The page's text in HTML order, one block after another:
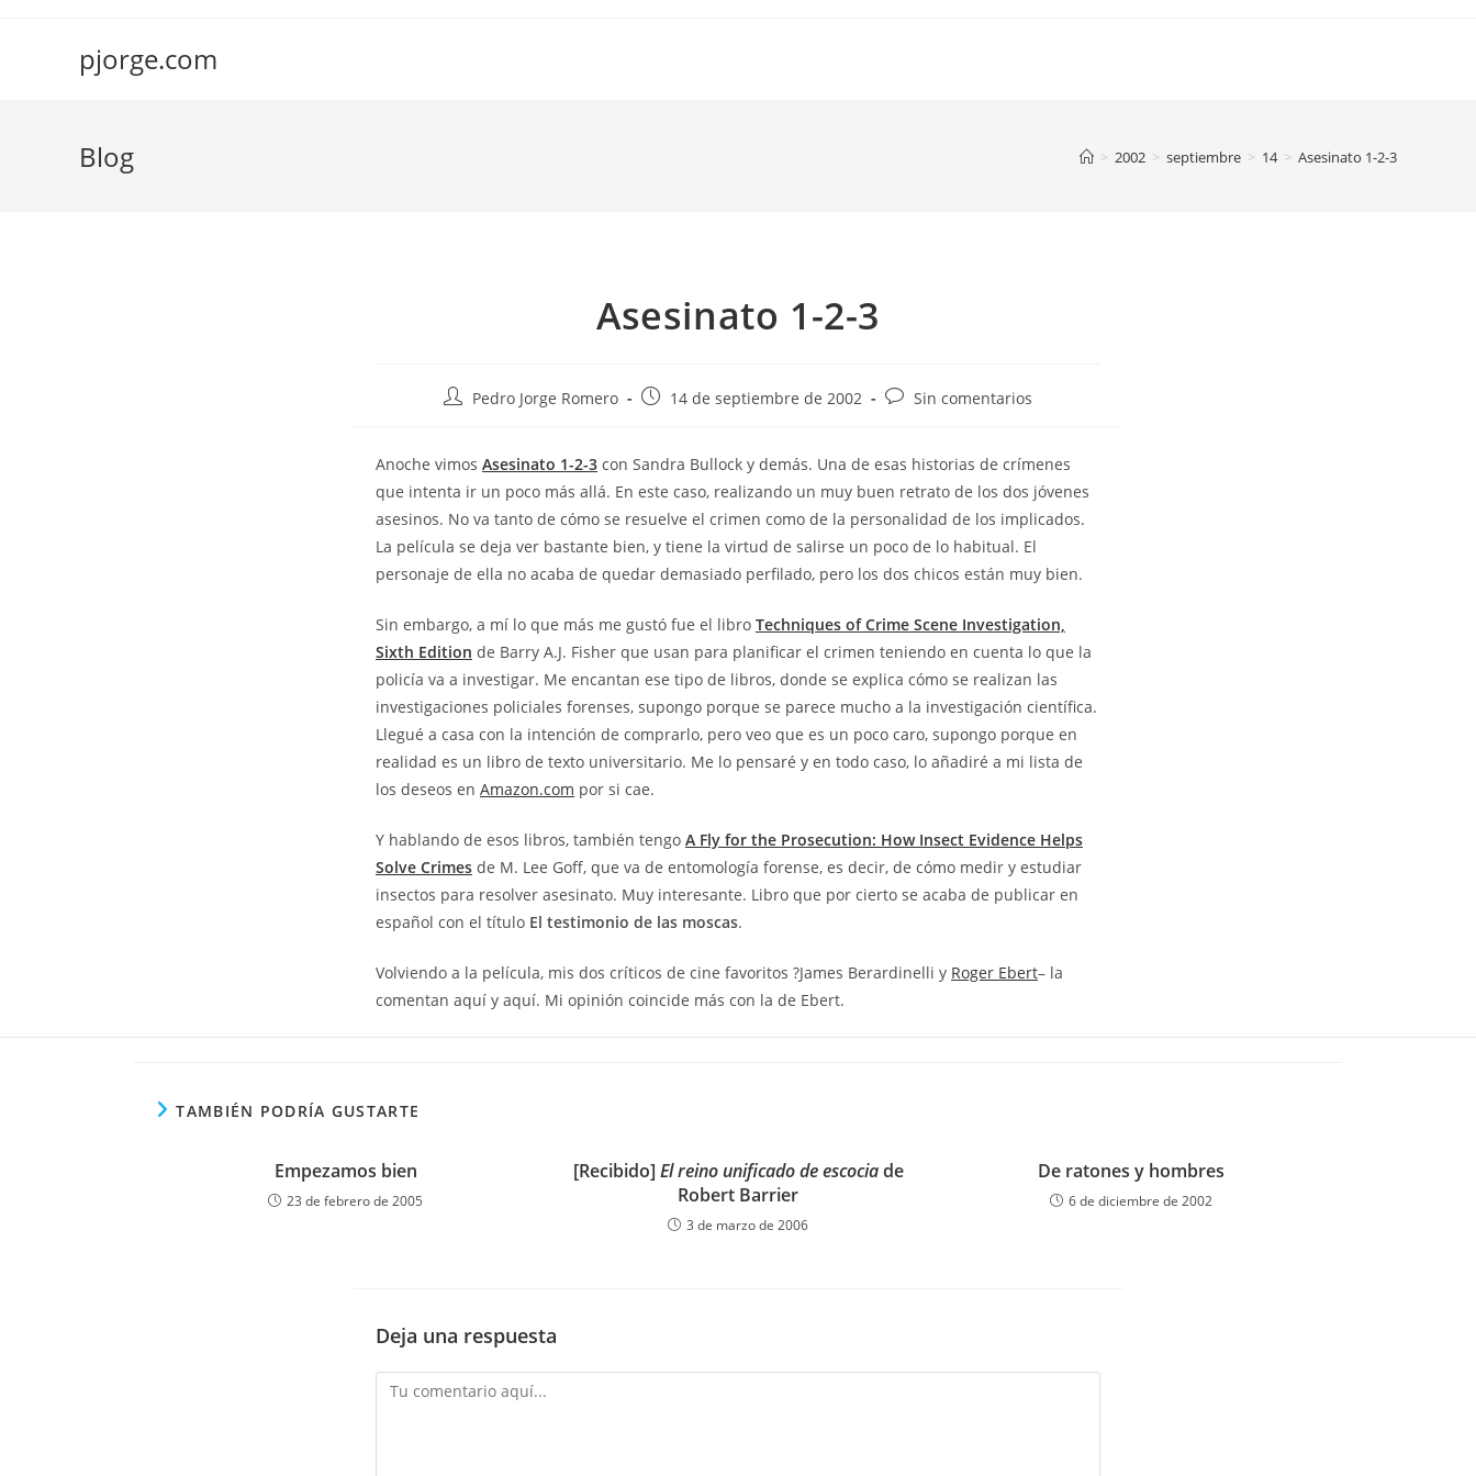
pjorge.com
Blog > 2002 > septiembre > 14 > Asesinato 1-2-3
Asesinato 1-2-3
Autor
entrada:
Pedro Jorge Romero
Publicación
entrada:
14 de septiembre de 2002
Comentarios
entrada:
Sin comentarios
Anoche vimos Asesinato 1-2-3 con Sandra Bullock y demás. Una de esas historias de crímenes
que intenta ir un poco más allá. En este caso, realizando un muy buen retrato de los dos jóvenes
asesinos. No va tanto de cómo se resuelve el crimen como de la personalidad de los implicados.
La película se deja ver bastante bien, y tiene la virtud de salirse un poco de lo habitual. El
personaje de ella no acaba de quedar demasiado perfilado, pero los dos chicos están muy bien.
Sin embargo, a mí lo que más me gustó fue el libro Techniques of Crime Scene Investigation,
Sixth Edition de Barry A.J. Fisher que usan para planificar el crimen teniendo en cuenta lo que la
policía va a investigar. Me encantan ese tipo de libros, donde se explica cómo se realizan las
investigaciones policiales forenses, supongo porque se parece mucho a la investigación científica.
Llegué a casa con la intención de comprarlo, pero veo que es un poco caro, supongo porque en
realidad es un libro de texto universitario. Me lo pensaré y en todo caso, lo añadiré a mi lista de
los deseos en Amazon.com por si cae.
Y hablando de esos libros, también tengo A Fly for the Prosecution: How Insect Evidence Helps
Solve Crimes de M. Lee Goff, que va de entomología forense, es decir, de cómo medir y estudiar
insectos para resolver asesinato. Muy interesante. Libro que por cierto se acaba de publicar en
español con el título El testimonio de las moscas.
Volviendo a la película, mis dos críticos de cine favoritos ?James Berardinelli y Roger Ebert– la
comentan aquí y aquí. Mi opinión coincide más con la de Ebert.
TAMBIÉN PODRÍA GUSTARTE
Empezamos bien
23 de febrero de 2005
[Recibido] El reino unificado de escociade
Robert Barrier
3 de marzo de 2006
De ratones y hombres
6 de diciembre de 2002
Deja una respuesta
Comentario